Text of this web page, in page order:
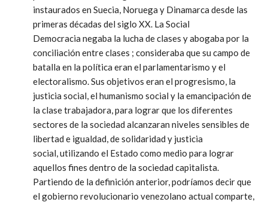
instaurados en Suecia, Noruega y Dinamarca desde las
primeras décadas del siglo XX. La Social
Democracia negaba la lucha de clases y abogaba por la
conciliación entre clases ; consideraba que su campo de
batalla en la política eran el parlamentarismo y el
electoralismo. Sus objetivos eran el progresismo, la
justicia social, el humanismo social y la emancipación de
la clase trabajadora, para lograr que los diferentes
sectores de la sociedad alcanzaran niveles sensibles de
libertad e igualdad, de solidaridad y justicia
social, utilizando el Estado como medio para lograr
aquellos fines dentro de la sociedad capitalista.
Partiendo de la definición anterior, podríamos decir que
el gobierno revolucionario venezolano actual comparte,